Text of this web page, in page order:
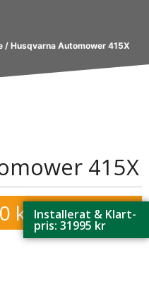
/ Husqvarna Automower 415X
415X
kr Installerat & Klart-
pris: 31995 kr